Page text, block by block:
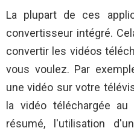
La plupart de ces
convertisseur intégré.
convertir les vidéos
vous voulez. Par
une vidéo sur votre
la vidéo téléchargée
résumé, l'utilisation